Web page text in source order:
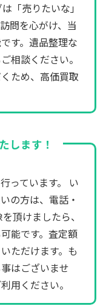
「売りたいな」
問を心がけ、当
す。遺品整理な
相談ください。
ため、高価買取
します！
っています。 い
の方は、電話・
頂けましたら、
能です。査定額
ただけます。も
はございませ
用ください。